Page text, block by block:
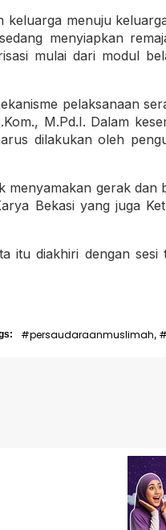
keluarga menuju
menyiapkan
mulai dari modul
pelaksanaan
M.Pd.I. Dalam
dilakukan oleh
menyamakan gerak
Bekasi yang juga
itu diakhiri dengan
#persaudaraanmuslimah,